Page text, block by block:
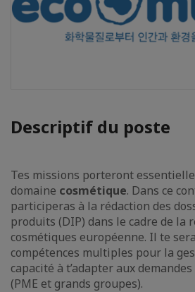
Descriptif du poste
Tes missions porteront
domaine cosmétique. Dans ce
participeras à la rédaction des
produits (DIP) dans le cadre de la
cosmétiques européenne. Il te
compétences multiples pour la
capacité à t’adapter aux
(PME et grands groupes).